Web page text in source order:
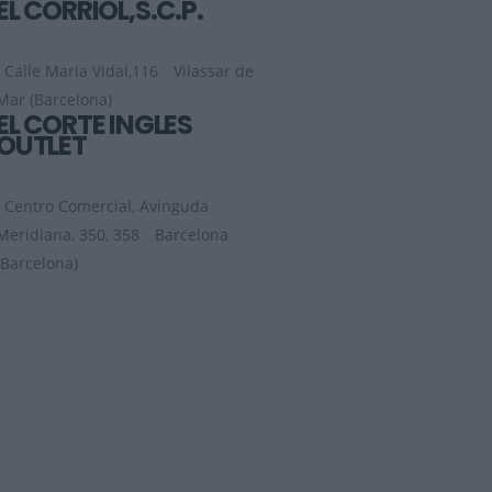
CORRIOL,S.C.P.
Calle Maria Vidal,116
Vilassar de
(Barcelona)
CORTE INGLES
Centro Comercial, Avinguda
350, 358
Barcelona